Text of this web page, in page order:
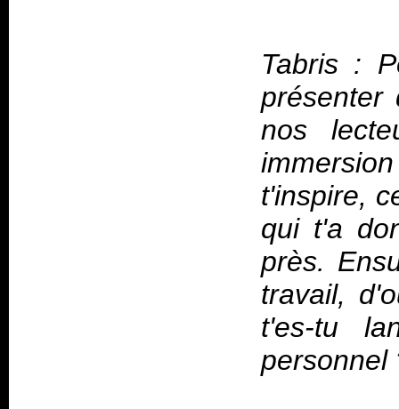
Tabris :
nos
t'inspire,
qui t'a
près.
travail,
t'es-tu
personnel